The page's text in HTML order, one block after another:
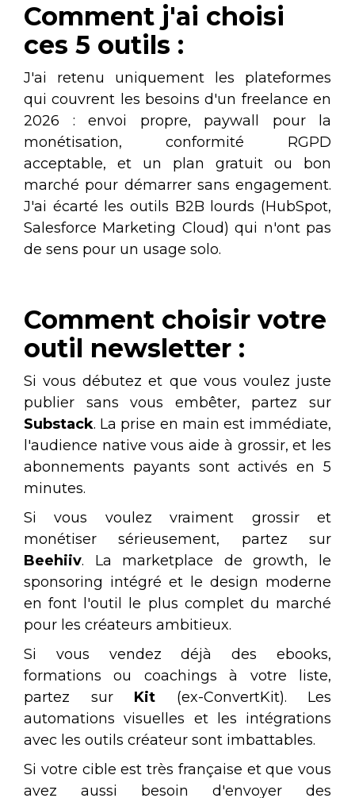
Comment j'ai choisi
ces 5 outils :
J'ai retenu uniquement les plateformes
qui couvrent les besoins d'un freelance en
2026 : envoi propre, paywall pour la
monétisation, conformité RGPD
acceptable, et un plan gratuit ou bon
marché pour démarrer sans engagement.
J'ai écarté les outils B2B lourds (HubSpot,
Salesforce Marketing Cloud) qui n'ont pas
de sens pour un usage solo.
Comment choisir votre
outil newsletter :
Si vous débutez et que vous voulez juste
publier sans vous embêter, partez sur
Substack. La prise en main est immédiate,
l'audience native vous aide à grossir, et les
abonnements payants sont activés en 5
minutes.
Si vous voulez vraiment grossir et
monétiser sérieusement, partez sur
Beehiiv. La marketplace de growth, le
sponsoring intégré et le design moderne
en font l'outil le plus complet du marché
pour les créateurs ambitieux.
Si vous vendez déjà des ebooks,
formations ou coachings à votre liste,
partez sur Kit (ex-ConvertKit). Les
automations visuelles et les intégrations
avec les outils créateur sont imbattables.
Si votre cible est très française et que vous
avez aussi besoin d'envoyer des